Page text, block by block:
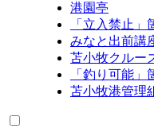
港園亭
「立入禁止」
みなと出前講
苫小牧クルー
「釣り可能」
苫小牧港管理